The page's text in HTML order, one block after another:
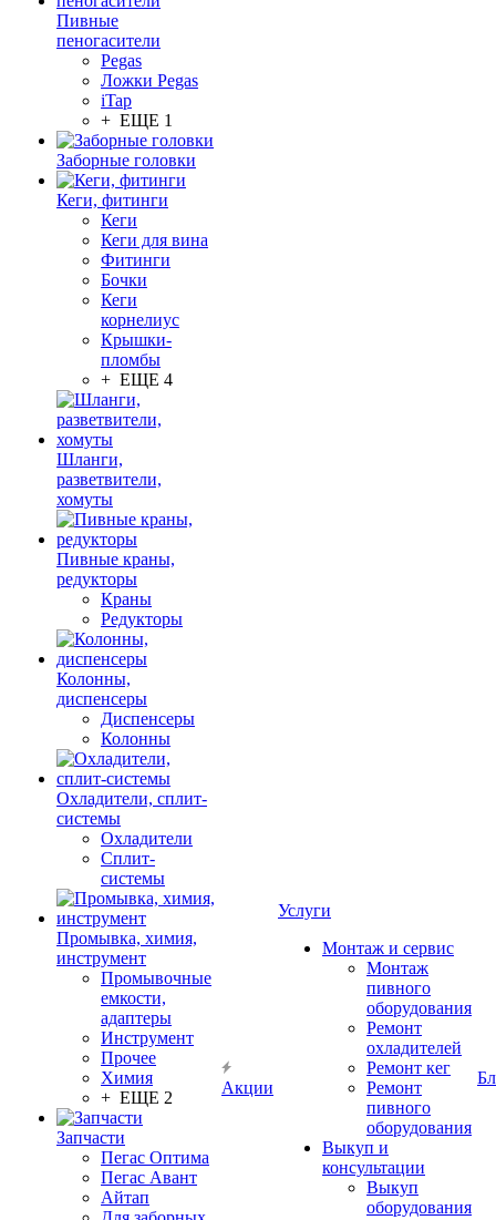
Пивные
пеногасители
Pegas
Ложки Pegas
iTap
+ ЕЩЕ 1
Заборные головки
Кеги, фитинги
Кеги
Кеги для вина
Фитинги
Бочки
Кеги
корнелиус
Крышки-
пломбы
+ ЕЩЕ 4
Шланги,
разветвители,
хомуты
Пивные краны,
редукторы
Краны
Редукторы
Колонны,
диспенсеры
Диспенсеры
Колонны
Охладители, сплит-
системы
Охладители
Сплит-
системы
Промывка, химия,
инструмент
Промывочные
емкости,
адаптеры
Инструмент
Прочее
Химия
+ ЕЩЕ 2
Запчасти
Пегас Оптима
Пегас Авант
Айтап
Акции
Услуги
Монтаж и сервис
Монтаж
пивного
оборудования
Ремонт
охладителей
Ремонт кег
Ремонт
пивного
оборудования
Выкуп и
консультации
Выкуп
оборудования